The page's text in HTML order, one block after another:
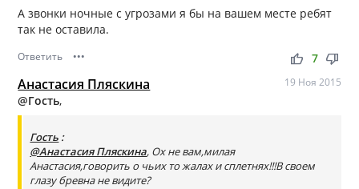
А звонки ночные с угрозами я бы на вашем месте ребят
так не оставила.
Ответить ••• thumb_up thumb_down
7
Анастасия Пляскина 19 Ноя 2015
@Гость,
Гость :
@Анастасия Пляскина, Ох не вам,милая
Анастасия,говорить о чьих то жалах и сплетнях!!!В своем
глазу бревна не видите?